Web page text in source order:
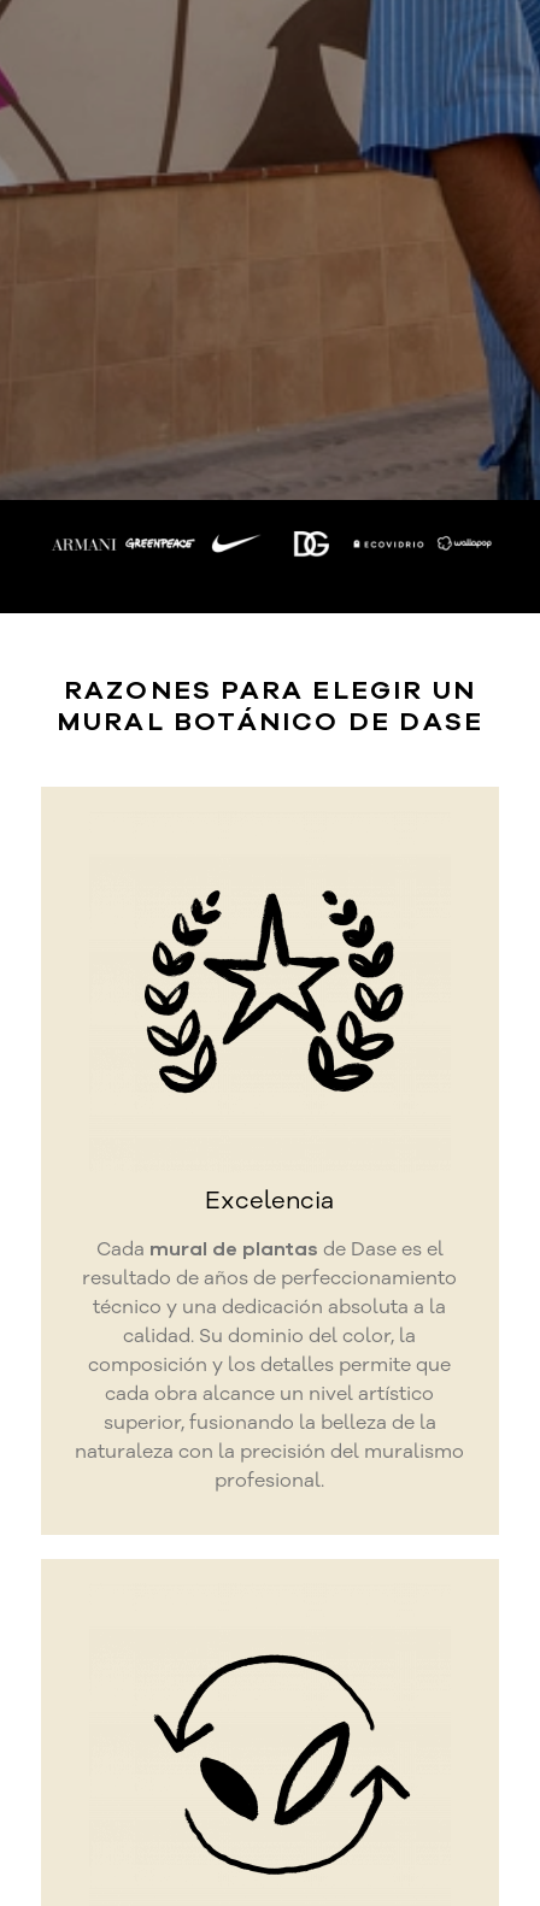
RAZONES PARA ELEGIR UN
MURAL BOTÁNICO DE DASE
Excelencia
Cada mural de plantas de Dase es el
resultado de años de perfeccionamiento
técnico y una dedicación absoluta a la
calidad. Su dominio del color, la
composición y los detalles permite que
cada obra alcance un nivel artístico
superior, fusionando la belleza de la
naturaleza con la precisión del muralismo
profesional.